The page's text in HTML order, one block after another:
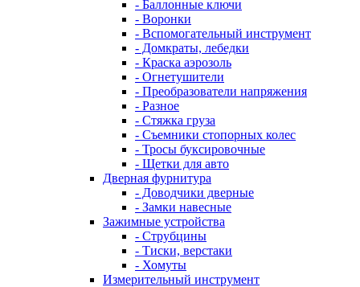
- Баллонные ключи
- Воронки
- Вспомогательный инструмент
- Домкраты, лебедки
- Краска аэрозоль
- Огнетушители
- Преобразователи напряжения
- Разное
- Стяжка груза
- Съемники стопорных колес
- Тросы буксировочные
- Щетки для авто
Дверная фурнитура
- Доводчики дверные
- Замки навесные
Зажимные устройства
- Струбцины
- Тиски, верстаки
- Хомуты
Измерительный инструмент